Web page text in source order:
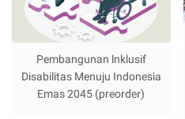
Pembangunan lnklusif
Disabilitas Menuju Indonesia
Emas 2045 (preorder)